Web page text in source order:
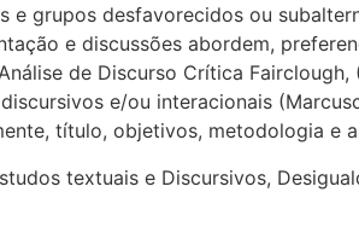
e grupos desfavorecidos ou
e discussões abordem,
de Discurso Crítica
e/ou interacionais
título, objetivos, metodologia e
textuais e Discursivos,